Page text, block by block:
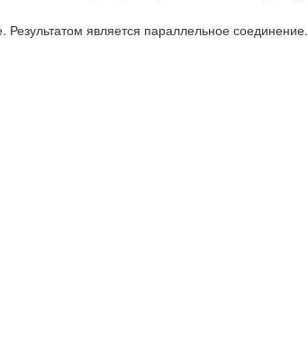
Результатом является параллельное соединение.